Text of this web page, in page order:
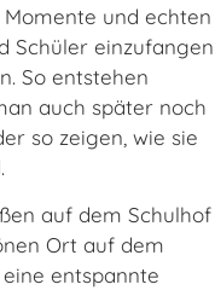
und echten
Schüler einzufangen
So entstehen
auch später noch
so zeigen, wie sie
auf dem Schulhof
Ort auf dem
entspannte